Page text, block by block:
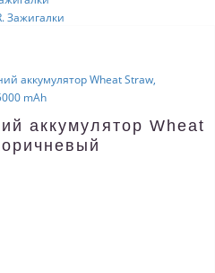
Зажигалки
для тpубок
аксессуары
Cardin
аккумулятор Wheat